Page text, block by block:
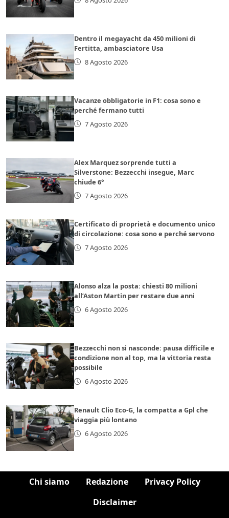
Dentro il megayacht da 450 milioni di
Fertitta, ambasciatore Usa
8 Agosto 2026
Vacanze obbligatorie in F1: cosa sono e
perché fermano tutti
7 Agosto 2026
Alex Marquez sorprende tutti a
Silverstone: Bezzecchi insegue, Marc
chiude 6°
7 Agosto 2026
Certificato di proprietà e documento unico
di circolazione: cosa sono e perché servono
7 Agosto 2026
Alonso alza la posta: chiesti 80 milioni
all’Aston Martin per restare due anni
6 Agosto 2026
Bezzecchi non si nasconde: pausa difficile e
condizione non al top, ma la vittoria resta
possibile
6 Agosto 2026
Renault Clio Eco-G, la compatta a Gpl che
viaggia più lontano
6 Agosto 2026
Chi siamo Redazione
Privacy Policy
Disclaimer